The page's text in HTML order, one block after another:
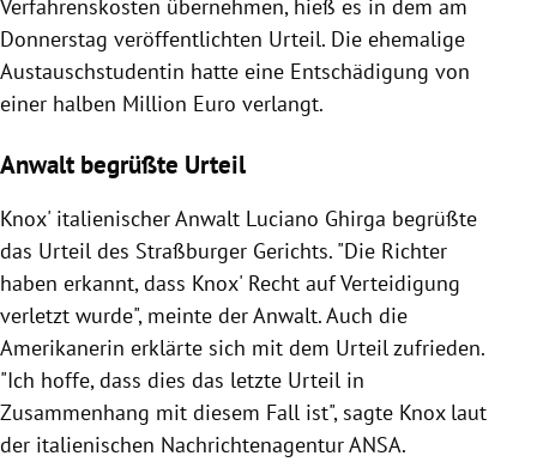
Verfahrenskosten übernehmen, hieß es in dem am
Donnerstag veröffentlichten Urteil. Die ehemalige
Austauschstudentin hatte eine Entschädigung von
einer halben Million Euro verlangt.
Anwalt begrüßte Urteil
Knox' italienischer Anwalt Luciano Ghirga begrüßte
das Urteil des Straßburger Gerichts. "Die Richter
haben erkannt, dass Knox' Recht auf Verteidigung
verletzt wurde", meinte der Anwalt. Auch die
Amerikanerin erklärte sich mit dem Urteil zufrieden.
"Ich hoffe, dass dies das letzte Urteil in
Zusammenhang mit diesem Fall ist", sagte Knoxlaut
der italienischen Nachrichtenagentur ANSA.